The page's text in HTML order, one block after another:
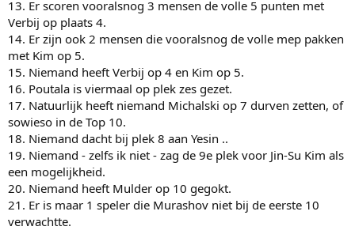
13. Er scoren vooralsnog 3 mensen de volle 5 punten met
Verbij op plaats 4.
14. Er zijn ook 2 mensen die vooralsnog de volle mep pakken
met Kim op 5.
15. Niemand heeft Verbij op 4 en Kim op 5.
16. Poutala is viermaal op plek zes gezet.
17. Natuurlijk heeft niemand Michalski op 7 durven zetten, of
sowieso in de Top 10.
18. Niemand dacht bij plek 8 aan Yesin ..
19. Niemand - zelfs ik niet - zag de 9e plek voor Jin-Su Kim als
een mogelijkheid.
20. Niemand heeft Mulder op 10 gegokt.
21. Er is maar 1 speler die Murashov niet bij de eerste 10
verwachtte.